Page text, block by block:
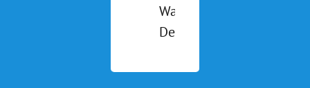
Waterlander.
Deze [...]